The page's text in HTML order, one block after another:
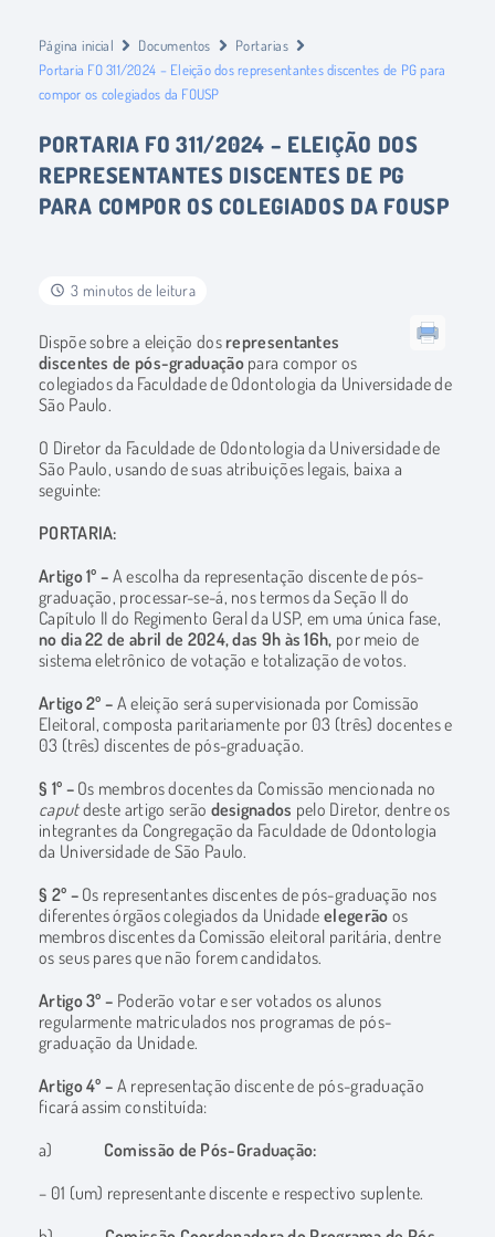
Página inicial Documentos
Portarias
Portaria FO 311/2024 – Eleição dos representantes discentes de PG para
compor os colegiados da FOUSP
PORTARIA FO 311/2024 – ELEIÇÃO DOS
REPRESENTANTES DISCENTES DE PG
PARA COMPOR OS COLEGIADOS DA FOUSP
3 minutos de leitura
Dispõe sobre a eleição dos representantes
discentes de pós-graduação para compor os
colegiados da Faculdade de Odontologia da Universidade de
São Paulo.
O Diretor da Faculdade de Odontologia da Universidade de
São Paulo, usando de suas atribuições legais, baixa a
seguinte:
PORTARIA:
Artigo 1º – A escolha da representação discente de pós-
graduação, processar-se-á, nos termos da Seção II do
Capítulo II do Regimento Geral da USP, em uma única fase,
no dia22 de abril de 2024, das 9h às 16h, por meio de
sistema eletrônico de votação e totalização de votos.
Artigo 2º – A eleição será supervisionada por Comissão
Eleitoral, composta paritariamente por 03 (três) docentes e
03 (três) discentes de pós-graduação.
§ 1º – Os membros docentes da Comissão mencionada no
caputdeste artigo serão designados pelo Diretor, dentre os
integrantes da Congregação da Faculdade de Odontologia
da Universidade de São Paulo.
§ 2º – Os representantes discentes de pós-graduação nos
diferentes órgãos colegiados da Unidade elegerão os
membros discentes da Comissão eleitoral paritária, dentre
os seus pares que não forem candidatos.
Artigo 3º – Poderão votar e ser votados os alunos
regularmente matriculados nos programas de pós-
graduação da Unidade.
Artigo 4º – A representação discente de pós-graduação
ficará assim constituída:
a) Comissão de Pós-Graduação:
– 01 (um) representante discente e respectivo suplente.